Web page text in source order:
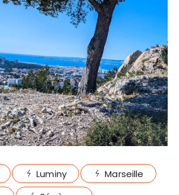
Luminy
Marseille